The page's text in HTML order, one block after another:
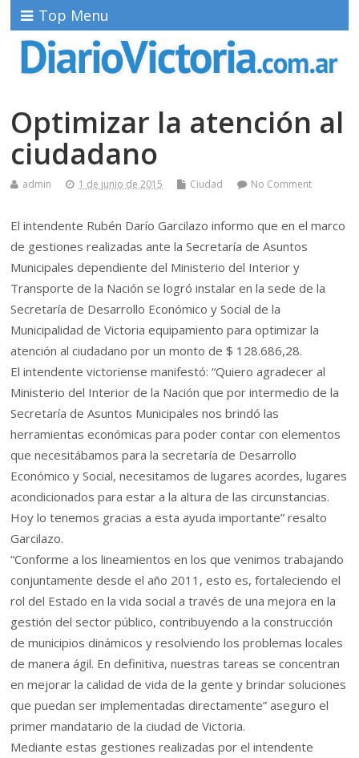
Top Menu
Optimizar la atención al
ciudadano
admin 1 de junio de 2015 Ciudad No Comment
El intendente Rubén Darío Garcilazo informo que en el marco
de gestiones realizadas ante la Secretaría de Asuntos
Municipales dependiente del Ministerio del Interior y
Transporte de la Nación se logró instalar en la sede de la
Secretaría de Desarrollo Económico y Social de la
Municipalidad de Victoria equipamiento para optimizar la
atención al ciudadano por un monto de $ 128.686,28.
El intendente victoriense manifestó: “Quiero agradecer al
Ministerio del Interior de la Nación que por intermedio de la
Secretaría de Asuntos Municipales nos brindó las
herramientas económicas para poder contar con elementos
que necesitábamos para la secretaría de Desarrollo
Económico y Social, necesitamos de lugares acordes, lugares
acondicionados para estar a la altura de las circunstancias.
Hoy lo tenemos gracias a esta ayuda importante” resalto
Garcilazo.
“Conforme a los lineamientos en los que venimos trabajando
conjuntamente desde el año 2011, esto es, fortaleciendo el
rol del Estado en la vida social a través de una mejora en la
gestión del sector público, contribuyendo a la construcción
de municipios dinámicos y resolviendo los problemas locales
de manera ágil. En definitiva, nuestras tareas se concentran
en mejorar la calidad de vida de la gente y brindar soluciones
que puedan ser implementadas directamente” aseguro el
primer mandatario de la ciudad de Victoria.
Mediante estas gestiones realizadas por el intendente